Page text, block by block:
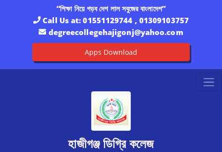
“শিক্ষা নিয়ে গড়ব দেশ লাল সবুজের বাংলাদেশ”
Call Us at:01551129744 , 01309103757
degreecollegehajigonj@yahoo.com
Apps Download
হাজীগঞ্জ ডিগ্রি কলেজ